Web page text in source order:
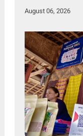
August 06, 2026